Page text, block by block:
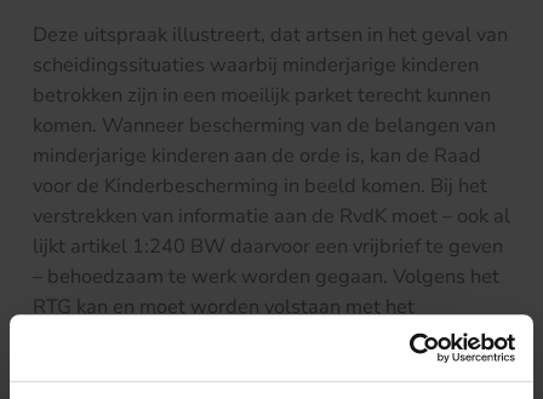
Deze uitspraak illustreert, dat artsen in het geval van
scheidingssituaties waarbij minderjarige kinderen
betrokken zijn in een moeilijk parket terecht kunnen
komen. Wanneer bescherming van de belangen van
minderjarige kinderen aan de orde is, kan de Raad
voor de Kinderbescherming in beeld komen. Bij het
verstrekken van informatie aan de RvdK moet – ook al
lijkt artikel 1:240 BW daarvoor een vrijbrief te geven
– behoedzaam te werk worden gegaan. Volgens het
RTG kan en moet worden volstaan met het
verstrekken van relevante en objectieve informatie uit
eigen waarneming. Een arts dient zich te onthouden